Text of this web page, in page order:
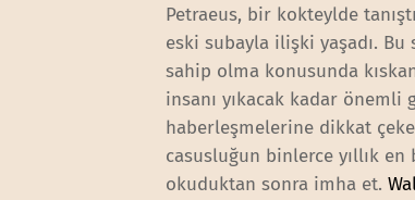
Petraeus, bir kokteylde
eski subayla ilişki yaşadı.
sahip olma konusunda
insanı yıkacak kadar önemli
haberleşmelerine dikkat
casusluğun binlerce yıllık
okuduktan sonra imha et.